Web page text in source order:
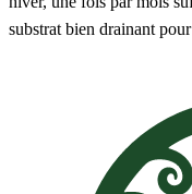
substrat bien drainant